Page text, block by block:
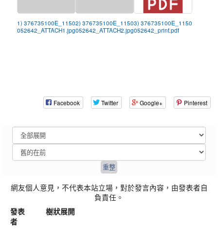
1) 376735100E_1150
052642_ATTACH1.jpg
2) 376735100E_1150
052642_ATTACH2.jpg
3) 376735100E_1150
052642_print.pdf
Facebook Twitter Google+ Pinterest
網友個人意見，不代表本站立場，對於發言內容，由發表者自
負責任。
發表
者
樹狀展開